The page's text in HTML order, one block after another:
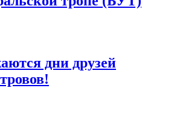
дни друзей